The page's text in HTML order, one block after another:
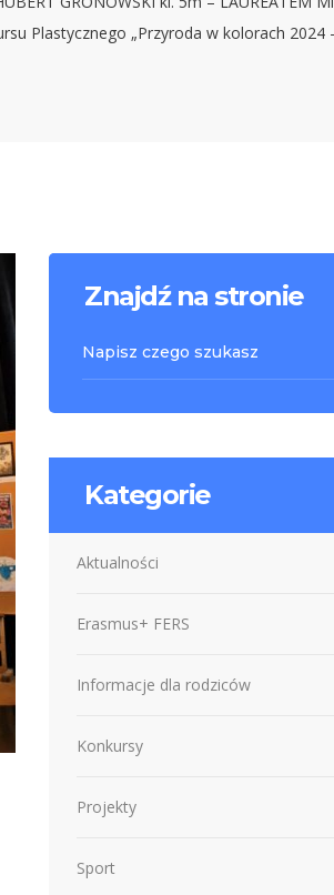
Plastycznego „Przyroda w kolorach 2024
Znajdź na stronie
Kategorie
Aktualności
Erasmus+ FERS
Informacje dla rodziców
Konkursy
Projekty
Sport